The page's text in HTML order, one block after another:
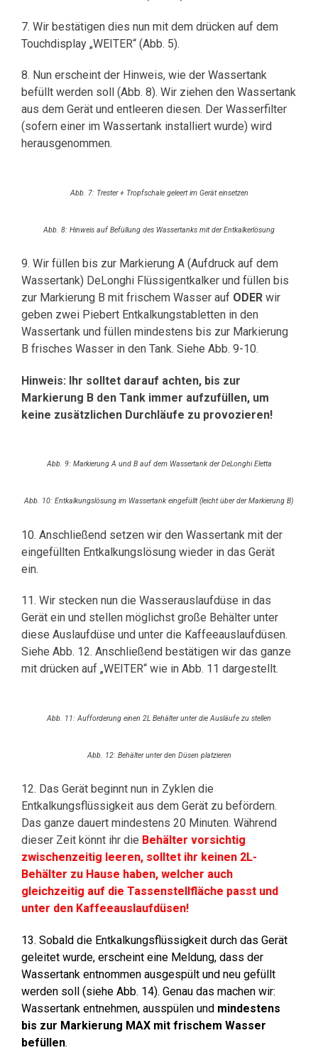
7. Wir bestätigen dies nun mit dem drücken auf dem
Touchdisplay „WEITER“ (Abb. 5).
8. Nun erscheint der Hinweis, wie der Wassertank
befüllt werden soll (Abb. 8). Wir ziehen den Wassertank
aus dem Gerät und entleeren diesen. Der Wasserfilter
(sofern einer im Wassertank installiert wurde) wird
herausgenommen.
Abb. 7: Trester + Tropfschale geleert im Gerät einsetzen
Abb. 8: Hinweis auf Befüllung des Wassertanks mit der Entkalkerlösung
9. Wir füllen bis zur Markierung A (Aufdruck auf dem
Wassertank) DeLonghi Flüssigentkalker und füllen bis
zur Markierung B mit frischem Wasser auf ODER wir
geben zwei Piebert Entkalkungstabletten in den
Wassertank und füllen mindestens bis zur Markierung
B frisches Wasser in den Tank. Siehe Abb. 9-10.
Hinweis: Ihr solltet darauf achten, bis zur
Markierung B den Tank immer aufzufüllen, um
keine zusätzlichen Durchläufe zu provozieren!
Abb. 9: Markierung A und B auf dem Wassertank der DeLonghi Eletta
Abb. 10: Entkalkungslösung im Wassertank eingefüllt (leicht über der Markierung B)
10. Anschließend setzen wir den Wassertank mit der
eingefüllten Entkalkungslösung wieder in das Gerät
ein.
11. Wir stecken nun die Wasserauslaufdüse in das
Gerät ein und stellen möglichst große Behälter unter
diese Auslaufdüse und unter die Kaffeeauslaufdüsen.
Siehe Abb. 12. Anschließend bestätigen wir das ganze
mit drücken auf „WEITER“ wie in Abb. 11 dargestellt.
Abb. 11: Aufforderung einen 2L Behälter unter die Ausläufe zu stellen
Abb. 12: Behälter unter den Düsen platzieren
12. Das Gerät beginnt nun in Zyklen die
Entkalkungsflüssigkeit aus dem Gerät zu befördern.
Das ganze dauert mindestens 20 Minuten. Während
dieser Zeit könnt ihr die Behälter vorsichtig
zwischenzeitig leeren, solltet ihr keinen 2L-
Behälter zu Hause haben, welcher auch
gleichzeitig auf die Tassenstellfläche passt und
unter den Kaffeeauslaufdüsen!
13. Sobald die Entkalkungsflüssigkeit durch das Gerät
geleitet wurde, erscheint eine Meldung, dass der
Wassertank entnommen ausgespült und neu gefüllt
werden soll (siehe Abb. 14). Genau das machen wir:
Wassertank entnehmen, ausspülen und mindestens
bis zur Markierung MAX mit frischem Wasser
befüllen.